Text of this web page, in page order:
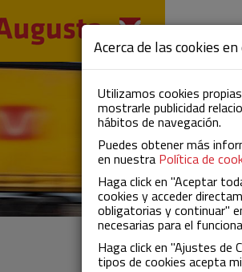
Acerca de las cookies
Utilizamos cookies
mostrarle publicidad
hábitos de navegación.
Puedes obtener más
en nuestra Política de
Haga click en "Aceptar
cookies y acceder
obligatorias y continuar"
necesarias para el
Haga click en "Ajustes de
tipos de cookies acepta